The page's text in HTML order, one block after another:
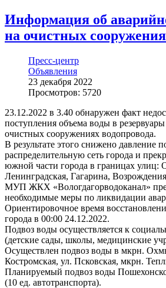
Информация об
на очистных
Пресс-центр
Объявления
23 декабря 2022
Просмотров: 5720
23.12.2022 в 3.40 обнаружен факт
поступления объема воды в
очистных сооружениях водопровода.
В результате этого снижено давление
распределительную сеть города и
южной части города в границах улиц:
Ленинградская, Гагарина,
МУП ЖКХ «Вологдагорводоканал»
необходимые меры по ликвидации
Ориентировочное время
города в 00:00 24.12.2022.
Подвоз воды осуществляется к
(детские сады, школы, медицинские
Осуществлен подвоз воды в мкрн.
Костромская, ул. Псковская, мкрн.
Планируемый подвоз воды
(10 ед. автотранспорта).